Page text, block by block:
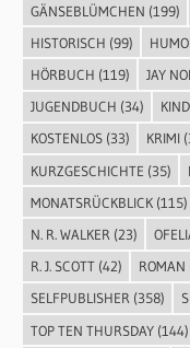
GÄNSEBLÜMCHEN (199)
HISTORISCH (99)
HÖRBUCH (119) JAY
JUGENDBUCH (34)
KOSTENLOS(33) KRIMI
KURZGESCHICHTE (35)
MONATSRÜCKBLICK(115)
N. R. WALKER (23)
R. J. SCOTT(42) ROMAN
SELFPUBLISHER(358)
TOP TEN THURSDAY(144)